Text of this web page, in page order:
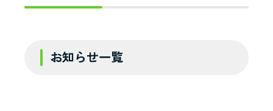
お知らせ一覧